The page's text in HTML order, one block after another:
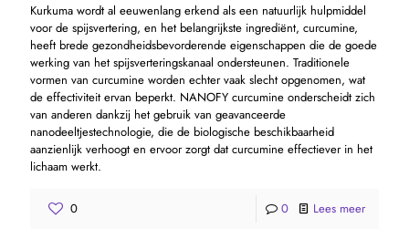
Kurkuma wordt al eeuwenlang erkend als een natuurlijk hulpmiddel
voor de spijsvertering, en het belangrijkste ingrediënt, curcumine,
heeft brede gezondheidsbevorderende eigenschappen die de goede
werking van het spijsverteringskanaal ondersteunen. Traditionele
vormen van curcumine worden echter vaak slecht opgenomen, wat
de effectiviteit ervan beperkt. NANOFY curcumine onderscheidt zich
van anderen dankzij het gebruik van geavanceerde
nanodeeltjestechnologie, die de biologische beschikbaarheid
aanzienlijk verhoogt en ervoor zorgt dat curcumine effectiever in het
lichaam werkt.
0 0 Lees meer